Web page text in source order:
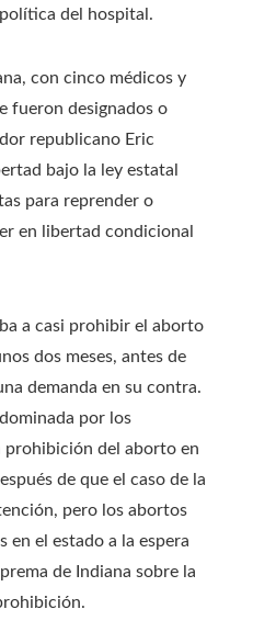
del hospital.
con cinco médicos y
fueron designados o
republicano Eric
bajo la ley estatal
para reprender o
en libertad condicional
a casi prohibir el aborto
dos meses, antes de
demanda en su contra.
por los
prohibición del aborto en
de que el caso de la
pero los abortos
en el estado a la espera
de Indiana sobre la